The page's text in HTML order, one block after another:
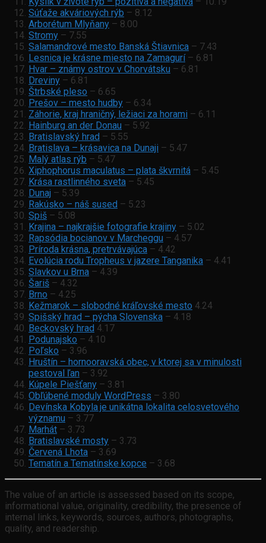
Súťaže akváriových rýb – 8.12
Arborétum Mlyňany – 8.00
Stromy – 7.55
Salamandrové mesto Banská Štiavnica – 7.43
Lesnica je krásne miesto na Zamagurí– 6.81
Hvar – známy ostrov v Chorvátsku – 6.81
Dreviny – 6.81
Štrbské pleso – 6.65
Prešov – mesto hudby – 6.34
Záhorie, kraj hraničný, ležiaci za horami – 6.11
Hainburg an der Donau – 5.92
Bratislavský hrad – 5.55
Bratislava – krásavica na Dunaji – 5.47
Malý atlas rýb – 5.47
Xiphophorus maculatus – plata škvrnitá – 5.45
Krása rastlinného sveta – 5.45
Dunaj – 5.39
Rakúsko – náš sused – 5.23
Spiš – 5.08
Krajina – najkrajšie fotografie krajiny – 5.02
Rapsódia bocianov v Marcheggu – 4.57
Príroda krásna, pretrvávajúca – 4.42
Evolúcia rodu Tropheus v jazere Tanganika – 4.41
Slavkov u Brna – 4.39
Šariš – 4.32
Brno – 4.25
Kežmarok – slobodné kráľovské mesto 4.24
Spišský hrad – pýcha Slovenska – 4.18
Beckovský hrad 4.17
Podunajsko – 4.10
Poľsko – 3.96
Hruštín – hornooravská obec, v ktorej sa v minulosti
pestoval ľan – 3.92
Kúpele Piešťany – 3.81
Obľúbené moduly WordPress – 3.80
Devínska Kobyla je unikátna lokalita celosvetového
významu – 3.77
Marhát – 3.73
Bratislavské mosty – 3.73
Červená Lhota – 3.69
Tematín a Tematínske kopce – 3.68
The value of an article is assessed based on its scope,
informational value, originality, credibility, the presence of
internal links, keywords, sources, authors, photographs,
quality, and readership.